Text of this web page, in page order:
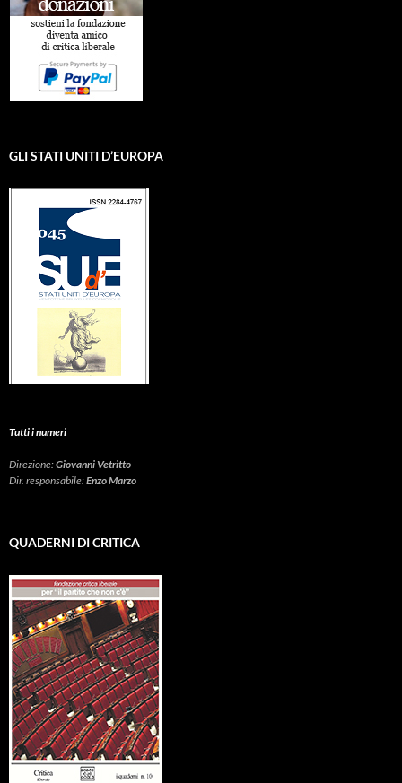
GLI STATI UNITI D’EUROPA
Tutti i numeri
Direzione:Giovanni Vetritto
Dir. responsabile:Enzo Marzo
QUADERNI DI CRITICA